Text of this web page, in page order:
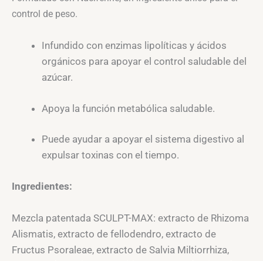
control de peso.
Infundido con enzimas lipolíticas y ácidos
orgánicos para apoyar el control saludable del
azúcar.
Apoya la función metabólica saludable.
Puede ayudar a apoyar el sistema digestivo al
expulsar toxinas con el tiempo.
Ingredientes:
Mezcla patentada SCULPT-MAX: extracto de Rhizoma
Alismatis, extracto de fellodendro, extracto de
Fructus Psoraleae, extracto de Salvia Miltiorrhiza,